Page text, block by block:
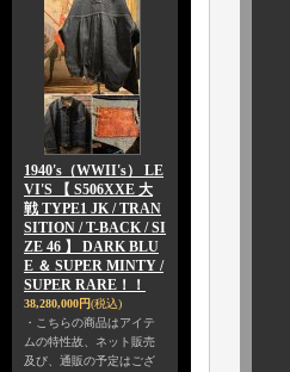
1940's（WWII's） LE
VI'S 【 S506XXE 大
戦 TYPE1 JK / TRAN
SITION / T-BACK / SI
ZE 46 】 DARK BLU
E ＆ SUPER MINTY /
SUPER RARE！！
38,280,000円(税込)
・こちらの商品はアイテ
ムの特性故、ネット販売
及び、通販の予定はござ